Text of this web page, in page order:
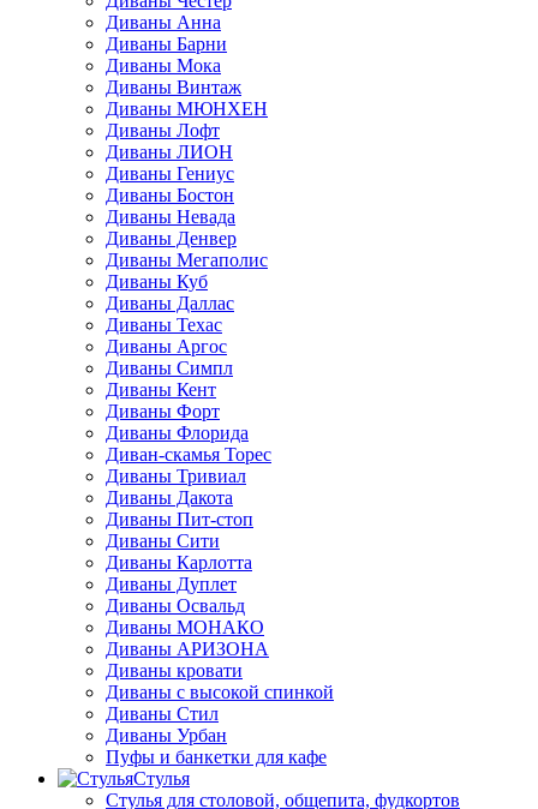
Диваны Анна
Диваны Барни
Диваны Мока
Диваны Винтаж
Диваны МЮНХЕН
Диваны Лофт
Диваны ЛИОН
Диваны Гениус
Диваны Бостон
Диваны Невада
Диваны Денвер
Диваны Мегаполис
Диваны Куб
Диваны Даллас
Диваны Техас
Диваны Аргос
Диваны Симпл
Диваны Кент
Диваны Форт
Диваны Флорида
Диван-скамья Торес
Диваны Тривиал
Диваны Дакота
Диваны Пит-стоп
Диваны Сити
Диваны Карлотта
Диваны Дуплет
Диваны Освальд
Диваны МОНАКО
Диваны АРИЗОНА
Диваны кровати
Диваны с высокой спинкой
Диваны Стил
Диваны Урбан
Пуфы и банкетки для кафе
Стулья
Стулья для столовой, общепита, фудкортов